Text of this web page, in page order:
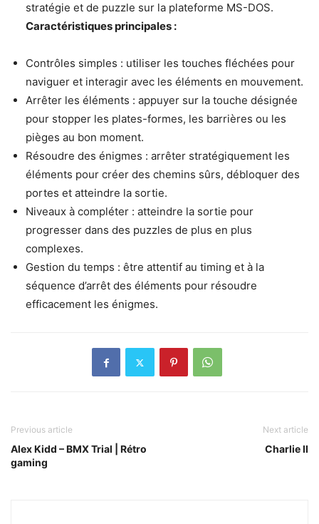
stratégie et de puzzle sur la plateforme MS-DOS.
Caractéristiques principales :
Contrôles simples : utiliser les touches fléchées pour
naviguer et interagir avec les éléments en mouvement.
Arrêter les éléments : appuyer sur la touche désignée
pour stopper les plates-formes, les barrières ou les
pièges au bon moment.
Résoudre des énigmes : arrêter stratégiquement les
éléments pour créer des chemins sûrs, débloquer des
portes et atteindre la sortie.
Niveaux à compléter : atteindre la sortie pour
progresser dans des puzzles de plus en plus
complexes.
Gestion du temps : être attentif au timing et à la
séquence d’arrêt des éléments pour résoudre
efficacement les énigmes.
Previous article
Alex Kidd – BMX Trial | Rétro
gaming
Next article
Charlie II